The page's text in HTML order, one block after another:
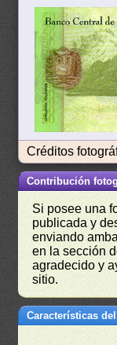
Créditos
Contribución
Si posee una
publicada y
enviando
en la sección
agradecido y
sitio.
Características